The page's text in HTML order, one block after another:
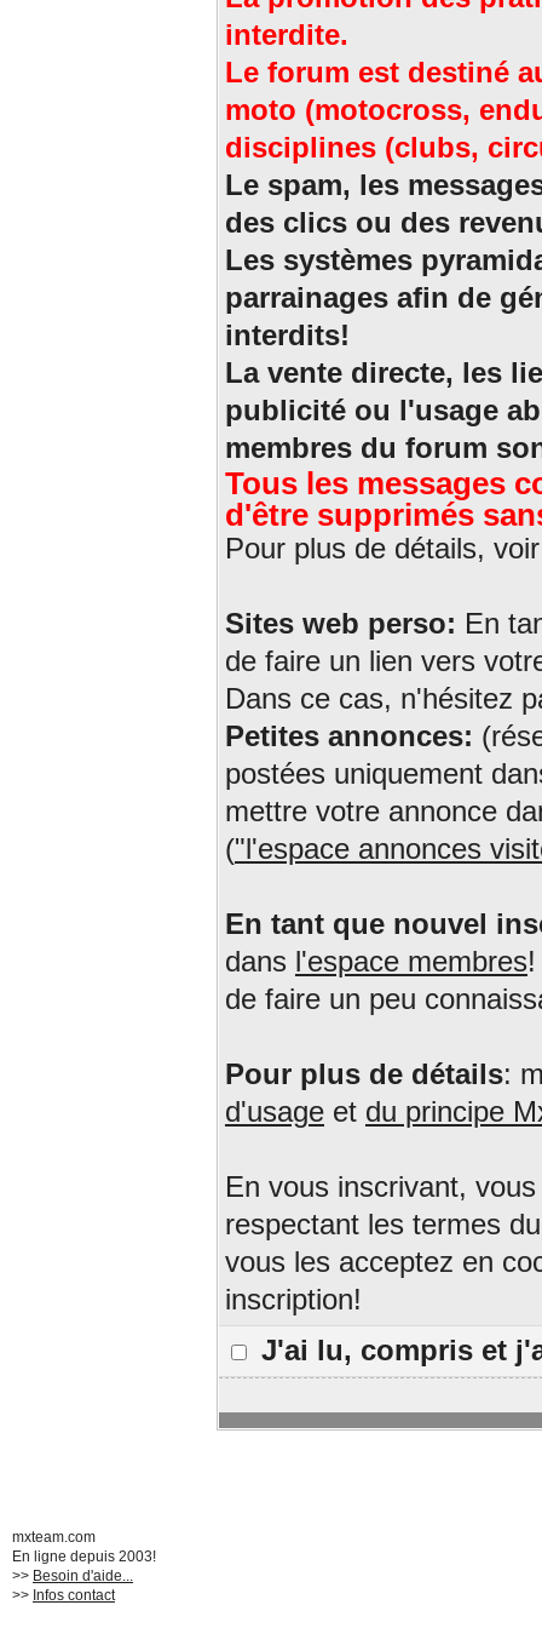
interdite.
Le forum est destiné
moto (motocross,
disciplines (clubs,
Le spam, les
des clics ou des
Les systèmes
parrainages afin de
interdits!
La vente directe, les
publicité ou l'usage
membres du forum
Tous les messages
d'être supprimés
Pour plus de détails,
Sites web perso: En
de faire un lien vers
Dans ce cas, n'hésitez
Petites annonces:
postées uniquement
mettre votre annonce
("l'espace annonces
En tant que nouvel
dans l'espace membres
de faire un peu
Pour plus de détails:
d'usageet du principe
En vous inscrivant,
respectant les termes
vous les acceptez en
inscription!
J'ai lu, compris et
mxteam.com
En ligne depuis 2003!
>> Besoin d'aide...
>> Infos contact